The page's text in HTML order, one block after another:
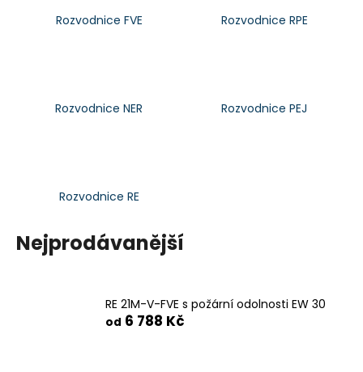
Rozvodnice FVE Rozvodnice RPE
Rozvodnice NER Rozvodnice PEJ
Rozvodnice RE
Nejprodávanější
RE 21M-V-FVE s požární odolnosti EW 30
od 6 788 Kč
?
HLEDAT